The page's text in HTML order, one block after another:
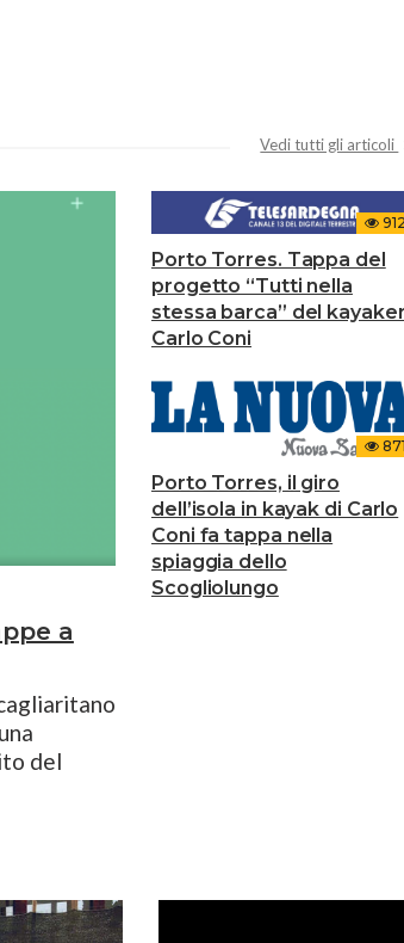
Vedi tutti gli articoli
a
del
912
Porto Torres. Tappa del
progetto “Tutti nella
stessa barca” del kayaker
Carlo Coni
871
Porto Torres, il giro
dell’isola in kayak di Carlo
Coni fa tappa nella
spiaggia dello
Scogliolungo